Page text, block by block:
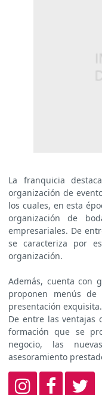
La franquicia
organización de
los cuales, en esta
organización de
empresariales. De
se caracteriza por
organización.
Además, cuenta con
proponen menús
presentación exquisita.
De entre las ventajas
formación que se
negocio, las
asesoramiento